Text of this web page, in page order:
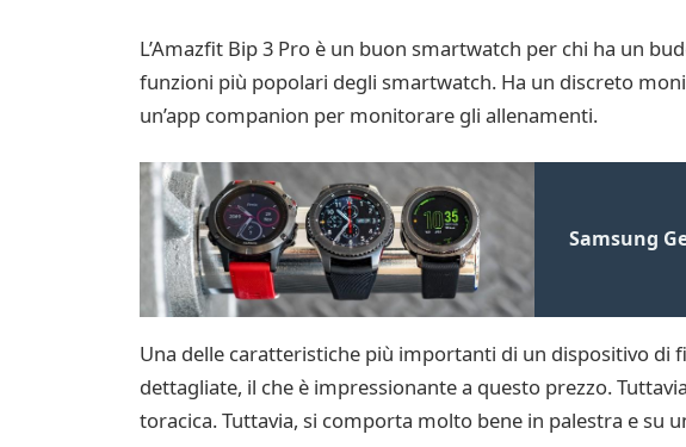
L’Amazfit Bip 3 Pro è un buon smartwatch per chi ha un
funzioni più popolari degli smartwatch. Ha un discreto
un’app companion per monitorare gli allenamenti.
Samsung
Una delle caratteristiche più importanti di un dispositivo di
dettagliate, il che è impressionante a questo prezzo.
toracica. Tuttavia, si comporta molto bene in palestra e su